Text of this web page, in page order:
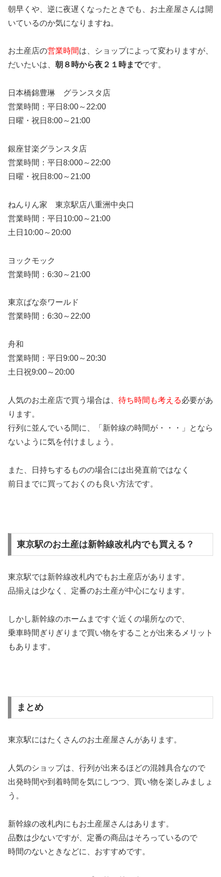
朝早くや、逆に夜遅くなったときでも、お土産屋さんは開
いているのか気になりますね。
お土産店の営業時間は、ショップによって変わりますが、
だいたいは、 朝８時から夜２１時までです。
日本橋錦豊琳 グランスタ店
営業時間：平日8:00～22:00
日曜・祝日8:00～21:00
銀座甘楽グランスタ店
営業時間：平日8:000～22:00
日曜・祝日8:00～21:00
ねんりん家 東京駅店八重洲中央口
営業時間：平日10:00～21:00
土日10:00～20:00
ヨックモック
営業時間：6:30～21:00
東京ばな奈ワールド
営業時間：6:30～22:00
舟和
営業時間：平日9:00～20:30
土日祝9:00～20:00
人気のお土産店で買う場合は、 待ち時間も考える必要があ
ります。
行列に並んでいる間に、「新幹線の時間が・・・」となら
ないように気を付けましょう。
また、日持ちするものの場合には出発直前ではなく
前日までに買っておくのも良い方法です。
東京駅のお土産は新幹線改札内でも買える？
東京駅では新幹線改札内でもお土産店があります。
品揃えは少なく、定番のお土産が中心になります。
しかし新幹線のホームまですぐ近くの場所なので、
乗車時間ぎりぎりまで買い物をすることが出来るメリット
もあります。
まとめ
東京駅にはたくさんのお土産屋さんがあります。
人気のショップは、行列が出来るほどの混雑具合なので
出発時間や到着時間を気にしつつ、買い物を楽しみましょ
う。
新幹線の改札内にもお土産屋さんはあります。
品数は少ないですが、定番の商品はそろっているので
時間のないときなどに、おすすめです。